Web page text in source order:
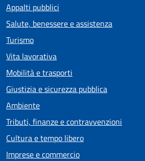
Appalti pubblici
Salute, benessere e assistenza
Turismo
Vita lavorativa
Mobilità e trasporti
Giustizia e sicurezza pubblica
Ambiente
Tributi, finanze e contravvenzioni
Cultura e tempo libero
Imprese e commercio